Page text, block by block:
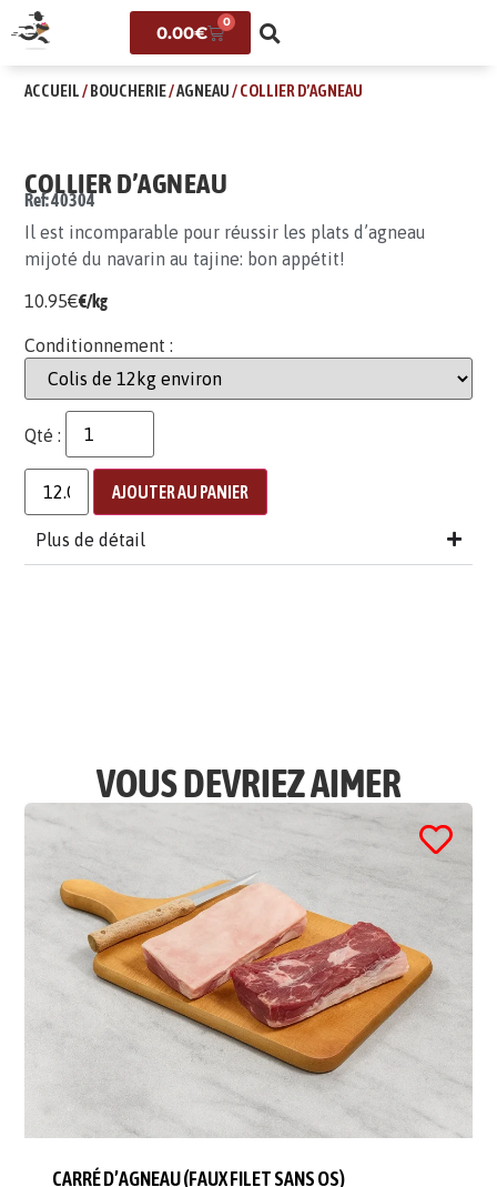
0.00€
0
ACCUEIL/BOUCHERIE/AGNEAU/ COLLIER D’AGNEAU
COLLIER D’AGNEAU
Ref: 40304
Il est incomparable pour réussir les plats d’agneau
mijoté du navarin au tajine: bon appétit!
10.95€€/kg
Conditionnement :
Qté :
AJOUTER AU PANIER
Plus de détail
VOUS DEVRIEZ AIMER
CARRÉ D’AGNEAU (FAUX FILET SANS OS)